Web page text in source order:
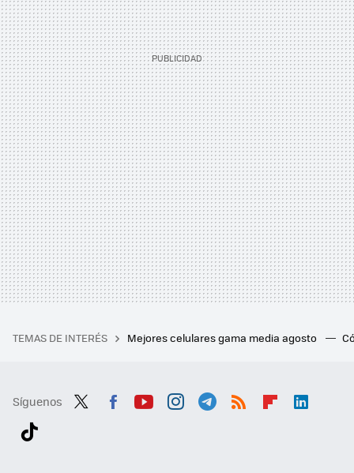
TEMAS DE INTERÉS Mejores celulares gama media agosto
Síguenos